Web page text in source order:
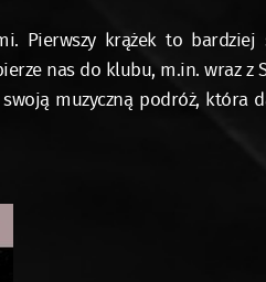
Pierwszy krążek to bardziej
nas do klubu, m.in. wraz z
muzyczną podróż, która